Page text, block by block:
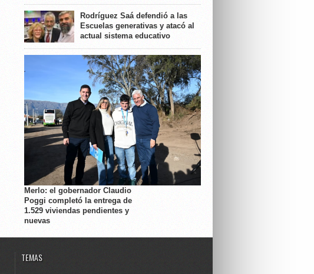
Rodríguez Saá defendió a las
Escuelas generativas y atacó al
actual sistema educativo
Merlo: el gobernador Claudio
Poggi completó la entrega de
1.529 viviendas pendientes y
nuevas
TEMAS